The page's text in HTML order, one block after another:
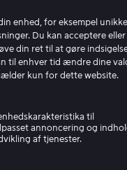
kan ændre dit
enhed, for eksempel unikke
Du kan acceptere eller
din ret til at gøre
til enhver tid ændre dine
kun for dette website.
til
annoncering og
af tjenester.